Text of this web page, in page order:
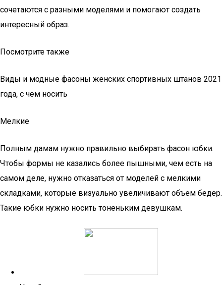
сочетаются с разными моделями и помогают создать
интересный образ.
Посмотрите также
Виды и модные фасоны женских спортивных штанов 2021
года, с чем носить
Мелкие
Полным дамам нужно правильно выбирать фасон юбки.
Чтобы формы не казались более пышными, чем есть на
самом деле, нужно отказаться от моделей с мелкими
складками, которые визуально увеличивают объем бедер.
Такие юбки нужно носить тоненьким девушкам.